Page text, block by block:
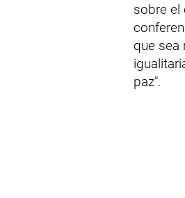
sobre el
que sea
paz".